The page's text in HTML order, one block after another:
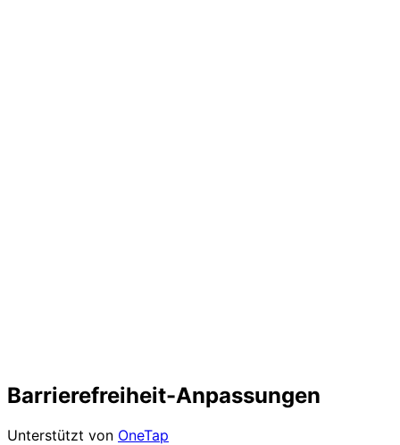
Barrierefreiheit-Anpassungen
Unterstützt von OneTap